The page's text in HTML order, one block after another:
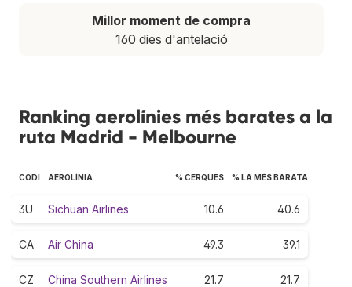
Millor moment de compra
160 dies d'antelació
Ranking aerolínies més barates a la
ruta Madrid - Melbourne
CODI AEROLÍNIA % CERQUES % LA MÉS BARATA
3U Sichuan Airlines 10.6 40.6
CA Air China 49.3 39.1
CZ China Southern Airlines 21.7 21.7